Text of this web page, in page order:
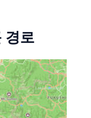
경로